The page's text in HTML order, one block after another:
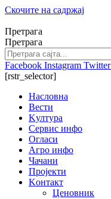
Скочите на садржај
Претрага
Претрага
Facebook Instagram Twitter
[rstr_selector]
Насловна
Вести
Kултура
Сервис инфо
Огласи
Агро инфо
Чачани
Пројекти
Kонтакт
Ценовник